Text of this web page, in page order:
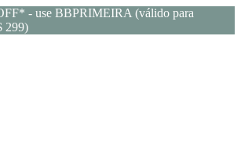
- use BBPRIMEIRA (válido para
299)